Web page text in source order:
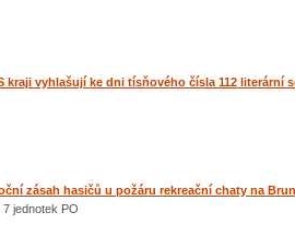
kraji vyhlašují ke dni tísňového čísla 112 literární
zásah hasičů u požáru rekreační chaty na
jednotek PO